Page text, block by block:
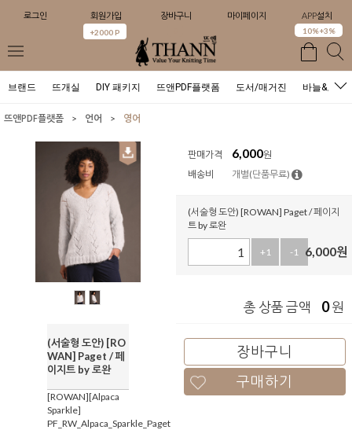
로그인 회원가입
+2000 P
장바구니 마이페이지 APP설치
10%+3%
브랜드 뜨개실 DIY 패키지 뜨앤PDF플랫폼 도서/매거진 바늘&도구
뜨앤PDF플랫폼 > 언어 > 영어
(서술형 도안) [RO
WAN] Paget / 페
이지트 by 로완
[ROWAN][Alpaca
Sparkle]
PF_RW_Alpaca_Sparkle_Paget
판매가격 6,000원
배송비
개별(단품무료)
(서술형 도안) [ROWAN] Paget / 페이지
트 by 로완
+1 -1 6,000원
총 상품 금액 0원
장바구니
구매하기